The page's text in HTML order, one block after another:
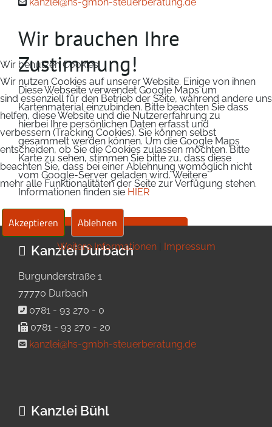
Wir brauchen Ihre
Zustimmung!
Diese Webseite verwendet Google Maps um
Kartenmaterial einzubinden. Bitte beachten Sie dass
hierbei Ihre persönlichen Daten erfasst und
gesammelt werden können. Um die Google Maps
Karte zu sehen, stimmen Sie bitte zu, dass diese
vom Google-Server geladen wird. Weitere
Informationen finden sie HIER
Kanzlei Durbach
Burgunderstraße 1
77770 Durbach
0781 - 93 270 - 0
0781 - 93 270 - 20
kanzlei@hs-gmbh-steuerberatung.de
Kanzlei Bühl
Wir benutzen Cookies
Wir nutzen Cookies auf unserer Website. Einige von ihnen
sind essenziell für den Betrieb der Seite, während andere uns
helfen, diese Website und die Nutzererfahrung zu
verbessern (Tracking Cookies). Sie können selbst
entscheiden, ob Sie die Cookies zulassen möchten. Bitte
beachten Sie, dass bei einer Ablehnung womöglich nicht
mehr alle Funktionalitäten der Seite zur Verfügung stehen.
Akzeptieren Ablehnen
Weitere Informationen| Impressum